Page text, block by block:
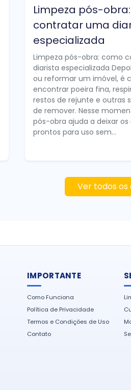
Limpeza pós-
contratar uma
especializada
Limpeza pós-obra: como
diarista especializada
ou reformar um imóvel, é
encontrar poeira fina,
restos de rejunte e outras
de remover. Nesse
pós-obra ajuda a deixar
prontos para uso sem...
Ver todos os
IMPORTANTE
Como Funciona
Política de Privacidade
Termos e Condições de Uso
Contato